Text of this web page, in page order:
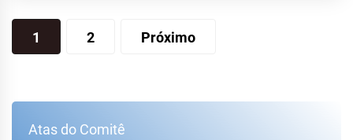
Paginação
de
1 2 Próximo
Atas do Comitê